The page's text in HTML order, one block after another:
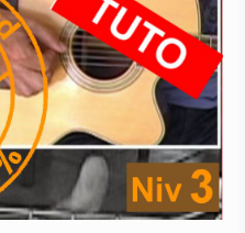
– Jason Mraz
3